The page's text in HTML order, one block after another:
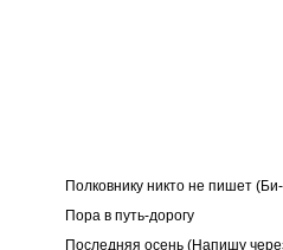
Полковнику никто не пишет
Пора в путь-дорогу
Последняя осень (Напишу